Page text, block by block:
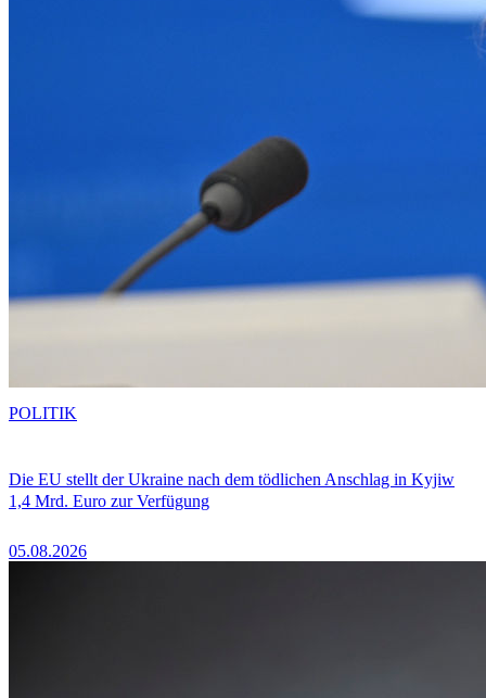
Die EU stellt der Ukraine nach dem tödlichen Anschlag in Kyjiw
1,4 Mrd. Euro zur Verfügung
05.08.2026
POLITIK